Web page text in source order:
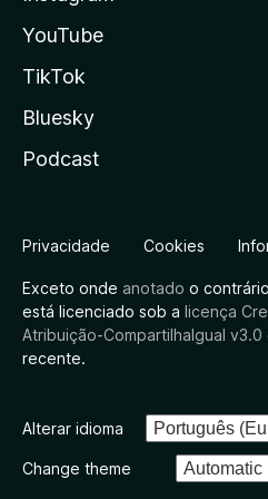
YouTube
TikTok
Bluesky
Podcast
Privacidade Cookies
Exceto onde anotado o
está licenciado sob a licença
Atribuição-CompartilhaIgual v3.0
recente.
Alterar idioma
Change theme